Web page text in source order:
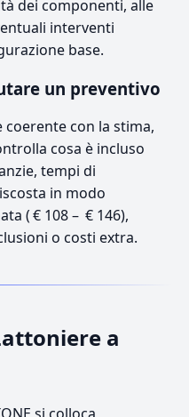
dei componenti, alle
interventi
base.
un preventivo
con la stima,
cosa è incluso
tempi di
in modo
( € 108 – € 146),
o costi extra.
a
si colloca